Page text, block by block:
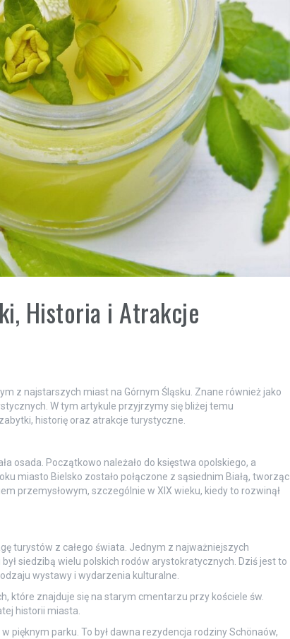
Historia i Atrakcje
z najstarszych miast na Górnym Śląsku. Znane również jako
W tym artykule przyjrzymy się bliżej temu
historię oraz atrakcje turystyczne.
osada. Początkowo należało do księstwa opolskiego, a
miasto Bielsko zostało połączone z sąsiednim Białą, tworząc
przemysłowym, szczególnie w XIX wieku, kiedy to rozwinął
turystów z całego świata. Jednym z najważniejszych
siedzibą wielu polskich rodów arystokratycznych. Dziś jest to
wystawy i wydarzenia kulturalne.
które znajduje się na starym cmentarzu przy kościele św.
historii miasta.
pięknym parku. To był dawna rezydencja rodziny Schönaów,